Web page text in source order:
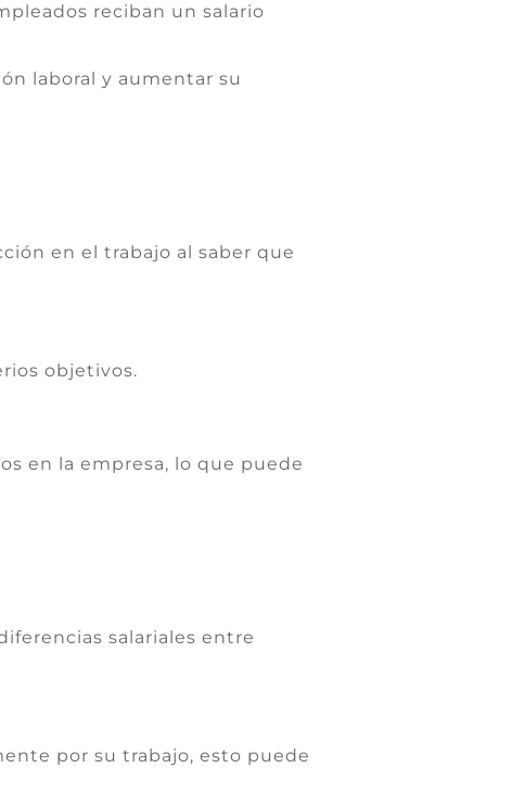
reciban un salario
laboral y aumentar su
en el trabajo al saber que
objetivos.
en la empresa, lo que puede
salariales entre
por su trabajo, esto puede